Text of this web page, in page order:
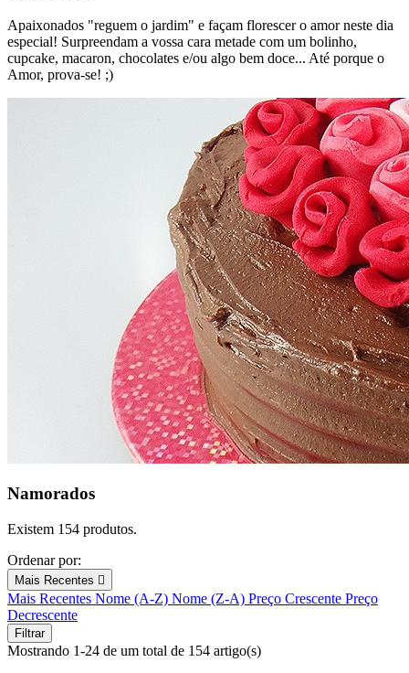
Apaixonados "reguem o jardim" e façam florescer o amor neste dia
especial! Surpreendam a vossa cara metade com um bolinho,
cupcake, macaron, chocolates e/ou algo bem doce... Até porque o
Amor, prova-se! ;)
Namorados
Existem 154 produtos.
Ordenar por:
Mais Recentes 
Mais Recentes Nome (A-Z) Nome (Z-A) Preço Crescente Preço
Decrescente
Filtrar
Mostrando 1-24 de um total de 154 artigo(s)